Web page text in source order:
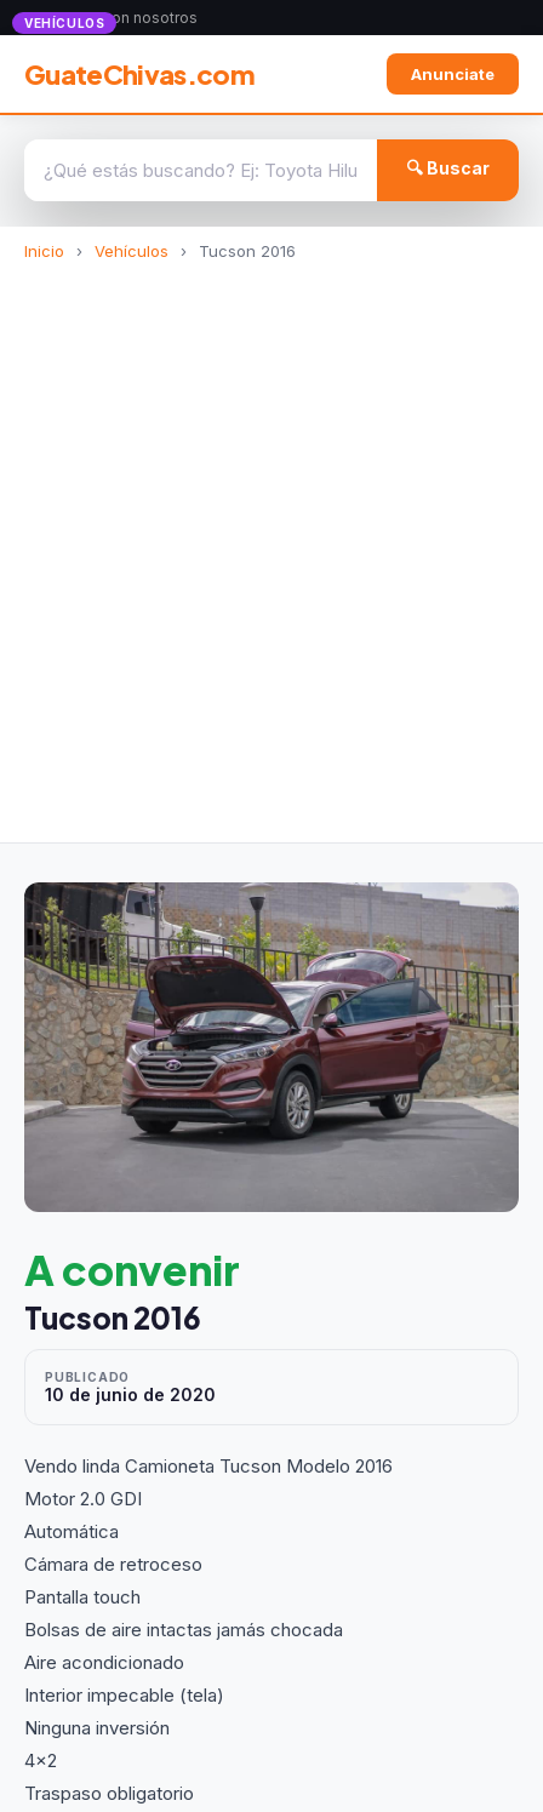
Anunciate con nosotros
GuateChivas.com Anunciate
🔍 Buscar
Inicio › Vehículos › Tucson 2016
VEHÍCULOS
A convenir
Tucson 2016
PUBLICADO
10 de junio de 2020
Vendo linda Camioneta Tucson Modelo 2016
Motor 2.0 GDI
Automática
Cámara de retroceso
Pantalla touch
Bolsas de aire intactas jamás chocada
Aire acondicionado
Interior impecable (tela)
Ninguna inversión
4x2
Traspaso obligatorio